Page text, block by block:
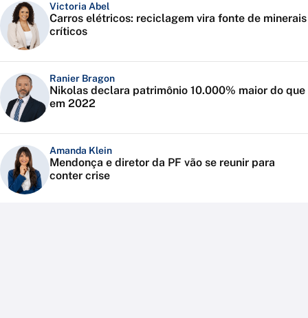
Victoria Abel
Carros elétricos: reciclagem vira fonte de minerais
críticos
Ranier Bragon
Nikolas declara patrimônio 10.000% maior do que
em 2022
Amanda Klein
Mendonça e diretor da PF vão se reunir para
conter crise